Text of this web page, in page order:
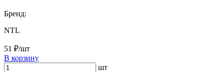
Бренд:
NTL
51 ₽/шт
В корзину
шт